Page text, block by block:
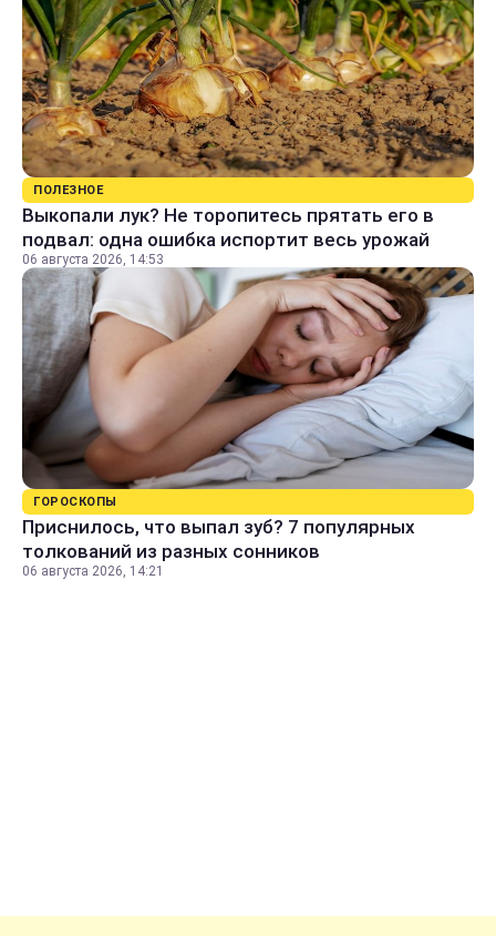
ПОЛЕЗНОЕ
Выкопали лук? Не торопитесь прятать его в
подвал: одна ошибка испортит весь урожай
06 августа 2026, 14:53
ГОРОСКОПЫ
Приснилось, что выпал зуб? 7 популярных
толкований из разных сонников
06 августа 2026, 14:21